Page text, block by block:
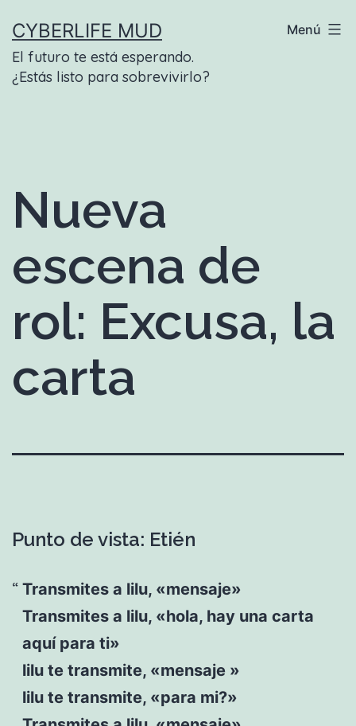
contenido
CYBERLIFE MUD
El futuro te está esperando.
¿Estás listo para sobrevivirlo?
Menú
Nueva
escena de
rol: Excusa, la
carta
Punto de vista: Etién
Transmites a lilu, «mensaje»
Transmites a lilu, «hola, hay una carta
aquí para ti»
lilu te transmite, «mensaje »
lilu te transmite, «para mi?»